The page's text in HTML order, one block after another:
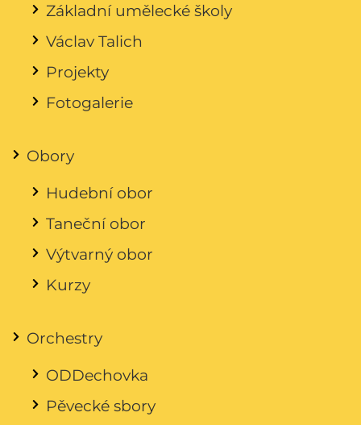
Základní umělecké školy
Václav Talich
Projekty
Fotogalerie
Obory
Hudební obor
Taneční obor
Výtvarný obor
Kurzy
Orchestry
ODDechovka
Pěvecké sbory